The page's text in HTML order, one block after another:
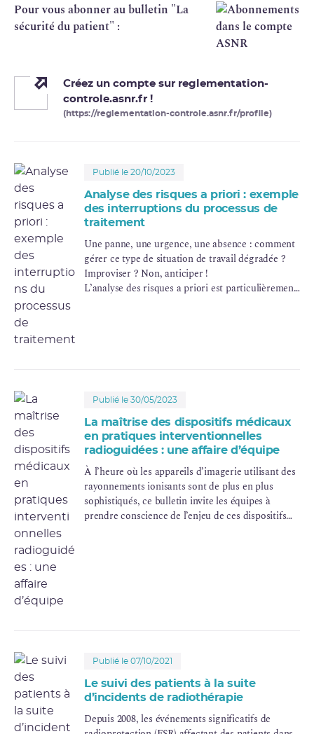
Pour vous abonner au bulletin "La
sécurité du patient" :
Créez un compte sur reglementation-
controle.asnr.fr !
(https://reglementation-controle.asnr.fr/profile)
Publié le 20/10/2023
Analyse des risques a priori : exemple
des interruptions du processus de
traitement
Une panne, une urgence, une absence : comment
gérer ce type de situation de travail dégradée ?
Improviser ? Non, anticiper !
L’analyse des risques a priori est particulièrement
Publié le 30/05/2023
La maîtrise des dispositifs médicaux
en pratiques interventionnelles
radioguidées : une affaire d’équipe
À l’heure où les appareils d’imagerie utilisant des
rayonnements ionisants sont de plus en plus
sophistiqués, ce bulletin invite les équipes à
prendre conscience de l’enjeu de ces dispositifs
Publié le 07/10/2021
Le suivi des patients à la suite
d’incidents de radiothérapie
Depuis 2008, les événements significatifs de